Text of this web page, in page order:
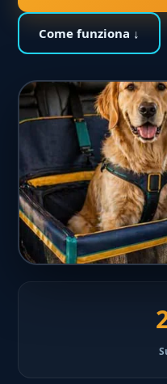
Come funziona ↓